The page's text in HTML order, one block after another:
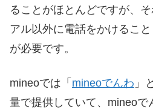
ることがほとんどですが、
アル以外に電話をかけるこ
が必要です。
mineoでは「 mineoでんわ 」
量で提供していて、mineoで